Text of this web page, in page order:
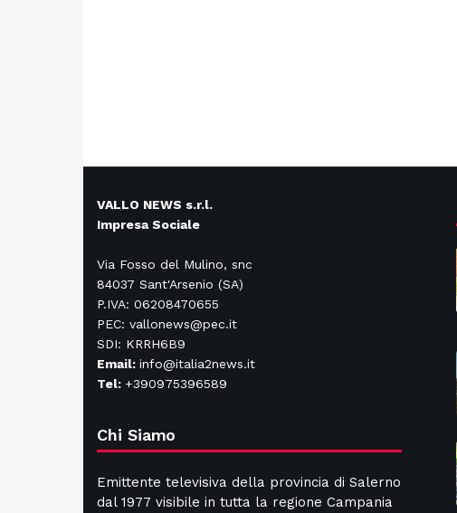
VALLO NEWS s.r.l.
Impresa Sociale
Via Fosso del Mulino, snc
84037 Sant'Arsenio (SA)
P.IVA: 06208470655
PEC: vallonews@pec.it
SDI: KRRH6B9
Email: info@italia2news.it
Tel: +390975396589
Chi Siamo
Emittente televisiva della provincia di Salerno
dal 1977 visibile in tutta la regione Campania